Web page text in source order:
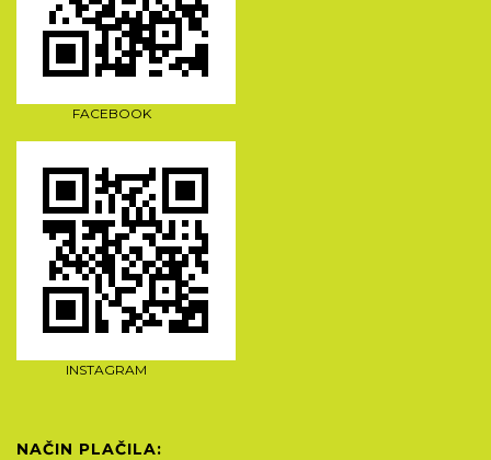
FACEBOOK
INSTAGRAM
NAČIN PLAČILA: